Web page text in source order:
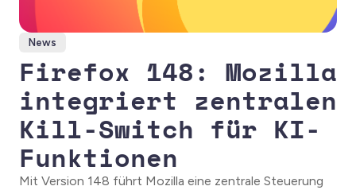
News
Firefox 148: Mozilla
integriert zentralen
Kill-Switch für KI-
Funktionen
Mit Version 148 führt Mozilla eine zentrale Steuerung